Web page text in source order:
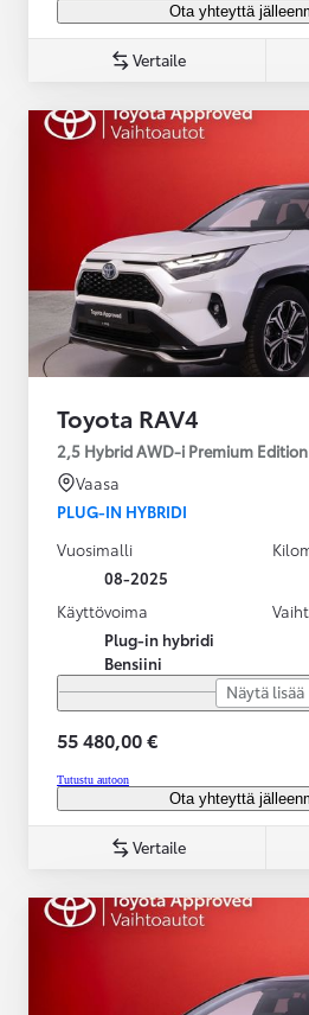
Ota yhteyttä
Vertaile
Toyota RAV4
2,5 Hybrid AWD-i Premium Edition
Vaasa
PLUG-IN HYBRIDI
Vuosimalli
08-2025
Käyttövoima
Plug-in hybridi
Bensiini
Näytä lisää
55 480,00 €
Tutustu autoon
Ota yhteyttä
Vertaile